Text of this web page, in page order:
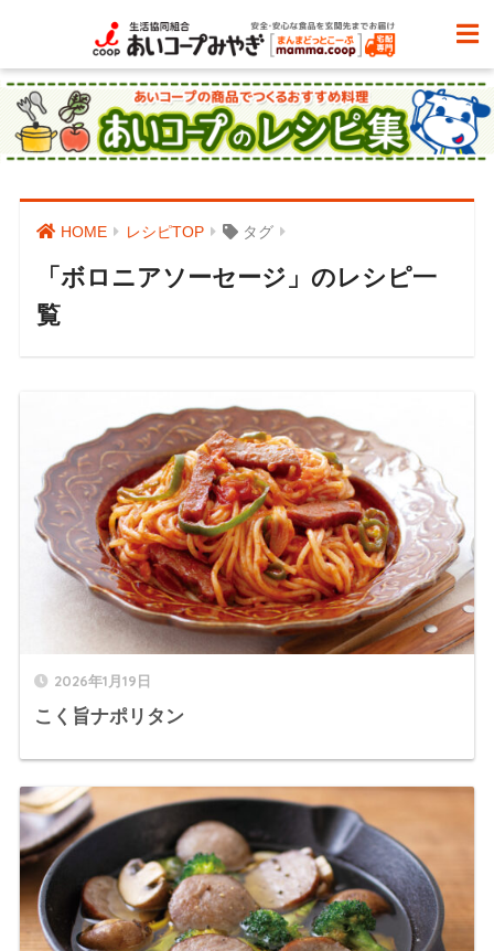
HOME レシピTOP タグ
「ボロニアソーセージ」のレシピ一
覧
2026年1月19日
こく旨ナポリタン